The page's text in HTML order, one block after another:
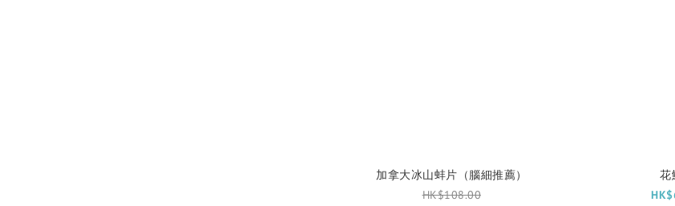
加拿大冰山蚌片（腦細推薦）
HK$108.00
花